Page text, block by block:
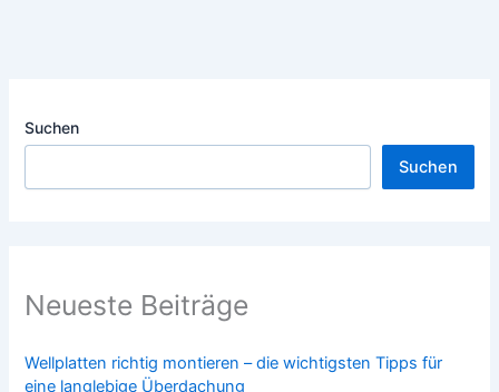
Suchen
Suchen
Neueste Beiträge
Wellplatten richtig montieren – die wichtigsten Tipps für
eine langlebige Überdachung